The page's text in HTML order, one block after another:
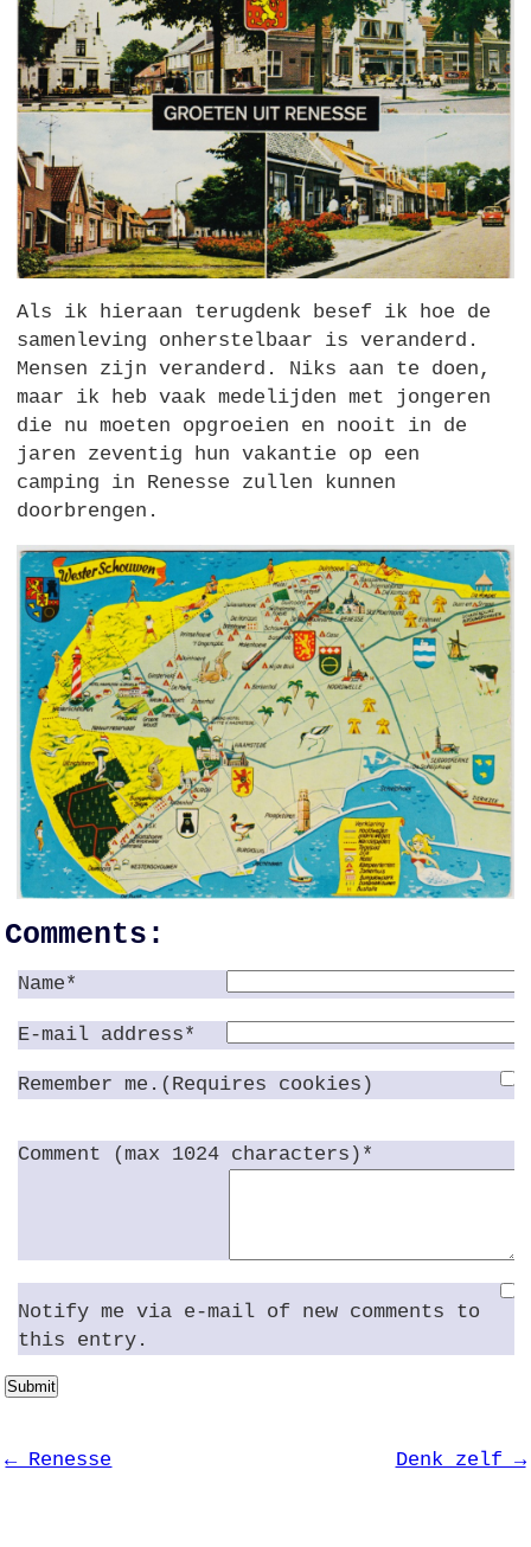
Als ik hieraan terugdenk besef ik hoe de
samenleving onherstelbaar is veranderd.
Mensen zijn veranderd. Niks aan te doen,
maar ik heb vaak medelijden met jongeren
die nu moeten opgroeien en nooit in de
jaren zeventig hun vakantie op een
camping in Renesse zullen kunnen
doorbrengen.
Comments:
Name*
E-mail address*
Remember me.(Requires cookies)
Comment (max 1024 characters)*
Notify me via e-mail of new comments to
this entry.
Submit
← Renesse Denk zelf →